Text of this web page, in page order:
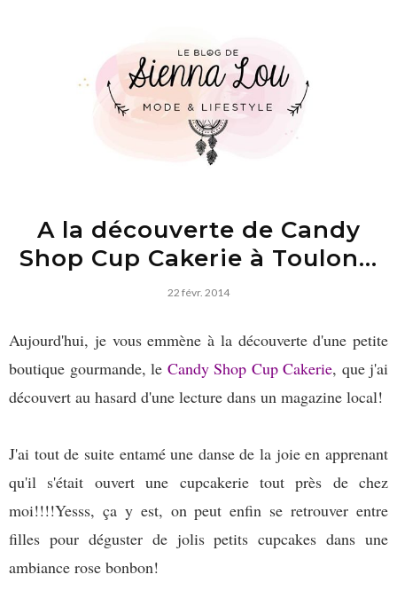
A la découverte de Candy
Shop Cup Cakerie à Toulon...
22 févr. 2014
Aujourd'hui, je vous emmène à la découverte d'une petite
boutique gourmande, le Candy Shop Cup Cakerie, que j'ai
découvert au hasard d'une lecture dans un magazine local!
J'ai tout de suite entamé une danse de la joie en apprenant
qu'il s'était ouvert une cupcakerie tout près de chez
moi!!!!Yesss, ça y est, on peut enfin se retrouver entre
filles pour déguster de jolis petits cupcakes dans une
ambiance rose bonbon!